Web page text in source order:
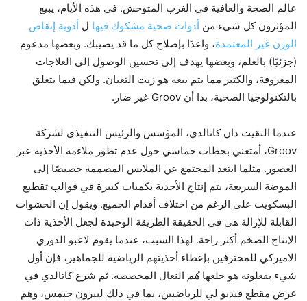
عالم الصحة والعافية في الغرب المتوحش. في هذه الأيام، يبيع
المؤثرون كل شيء من أدوات صحية مشكوك فيها ل أدوية إنقاص
الوزن غير المعتمدة، واعدًا بإصلاح كل ما قد يصيبك. وبعضها مدعوم
(جزئيًا) بالعلم، وبعضها يهدف إلى تحسين الوصول إلى العلاجات
المعروفة، والكثير مما يتم بيعه هو زيت الثعبان. ولكن فيما يتعلق
بالتكنولوجيا الصحية، بدا أن Groov غير ضار.
عندما التقيت دان كاتالدي، المؤسس والرئيس التنفيذي لشركة
Groov، أمتعني بخطاب حماسي حول عدم تطور ملاءمة الأحذية عبر
العصور. مثلما ابتعد المجتمع عن الملابس المصممة خصيصًا إلى
الموضة السريعة، يتم إنتاج الأحذية بكميات كبيرة في قوالب تقطيع
البسكويت على الرغم من اختلاف أقدام الجميع. ويقول إن الحشوات
القابلة للإزالة هي في الحقيقة الطريقة الوحيدة لجعل الأحذية ذات
الإنتاج الضخم أكثر راحة. لهذا السبب، عندما يقوم لاعبو الدوري
الاميركي للمحترفين بإعطاء أحذيتهم الرياضية للجماهير، فإن أول
شيء يفعلونه هو خلعهاهُم النعال المخصصة. ثم شرع كاتالدي في
عرض مقطع فيديو لي للرياضيين، بما في ذلك ليبرون جيمس، وهم